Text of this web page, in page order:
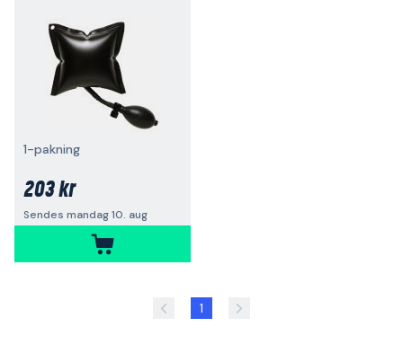
1-pakning
203 kr
Sendes mandag 10. aug
1